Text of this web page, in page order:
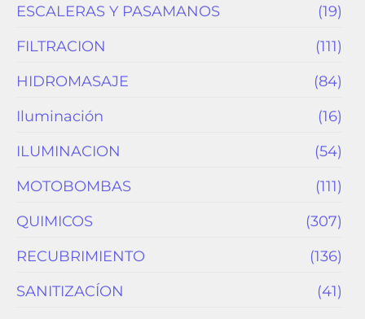
ESCALERAS Y PASAMANOS
(19)
FILTRACION
(111)
HIDROMASAJE
(84)
Iluminación
(16)
ILUMINACION
(54)
MOTOBOMBAS
(111)
QUIMICOS
(307)
RECUBRIMIENTO
(136)
SANITIZACÍON
(41)